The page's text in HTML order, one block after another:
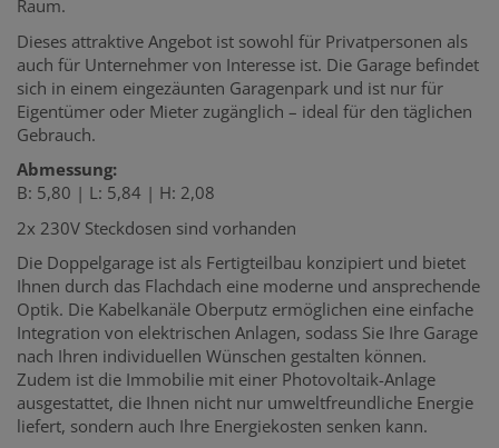
Raum.
Dieses attraktive Angebot ist sowohl für Privatpersonen als
auch für Unternehmer von Interesse ist. Die Garage befindet
sich in einem eingezäunten Garagenpark und ist nur für
Eigentümer oder Mieter zugänglich – ideal für den täglichen
Gebrauch.
Abmessung:
B: 5,80 | L: 5,84 | H: 2,08
2x 230V Steckdosen sind vorhanden
Die Doppelgarage ist als Fertigteilbau konzipiert und bietet
Ihnen durch das Flachdach eine moderne und ansprechende
Optik. Die Kabelkanäle Oberputz ermöglichen eine einfache
Integration von elektrischen Anlagen, sodass Sie Ihre Garage
nach Ihren individuellen Wünschen gestalten können.
Zudem ist die Immobilie mit einer Photovoltaik-Anlage
ausgestattet, die Ihnen nicht nur umweltfreundliche Energie
liefert, sondern auch Ihre Energiekosten senken kann.